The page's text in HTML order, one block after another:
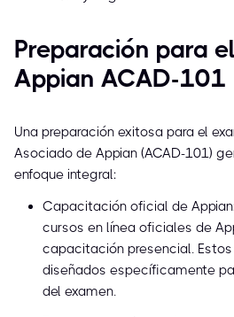
Preparación para
Appian ACAD-101
Una preparación exitosa para el
Asociado de Appian (ACAD-101)
enfoque integral:
Capacitación oficial de
cursos en línea oficiales de
capacitación presencial.
diseñados específicamente
del examen.